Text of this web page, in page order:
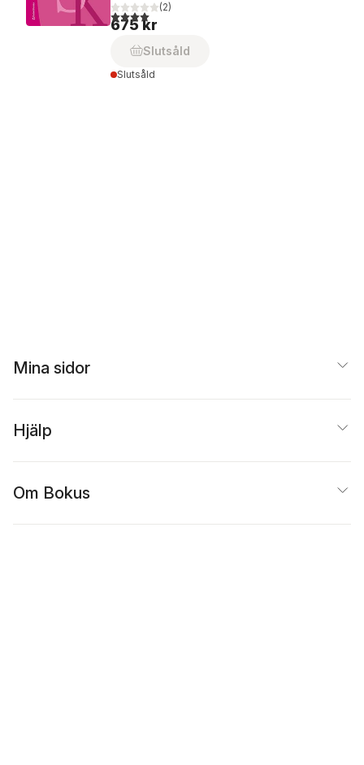
4,0utav 5 stjärnor. Totalt antal röster:
(2)
675 kr
Slutsåld
Slutsåld
Mina sidor
Hjälp
Om Bokus